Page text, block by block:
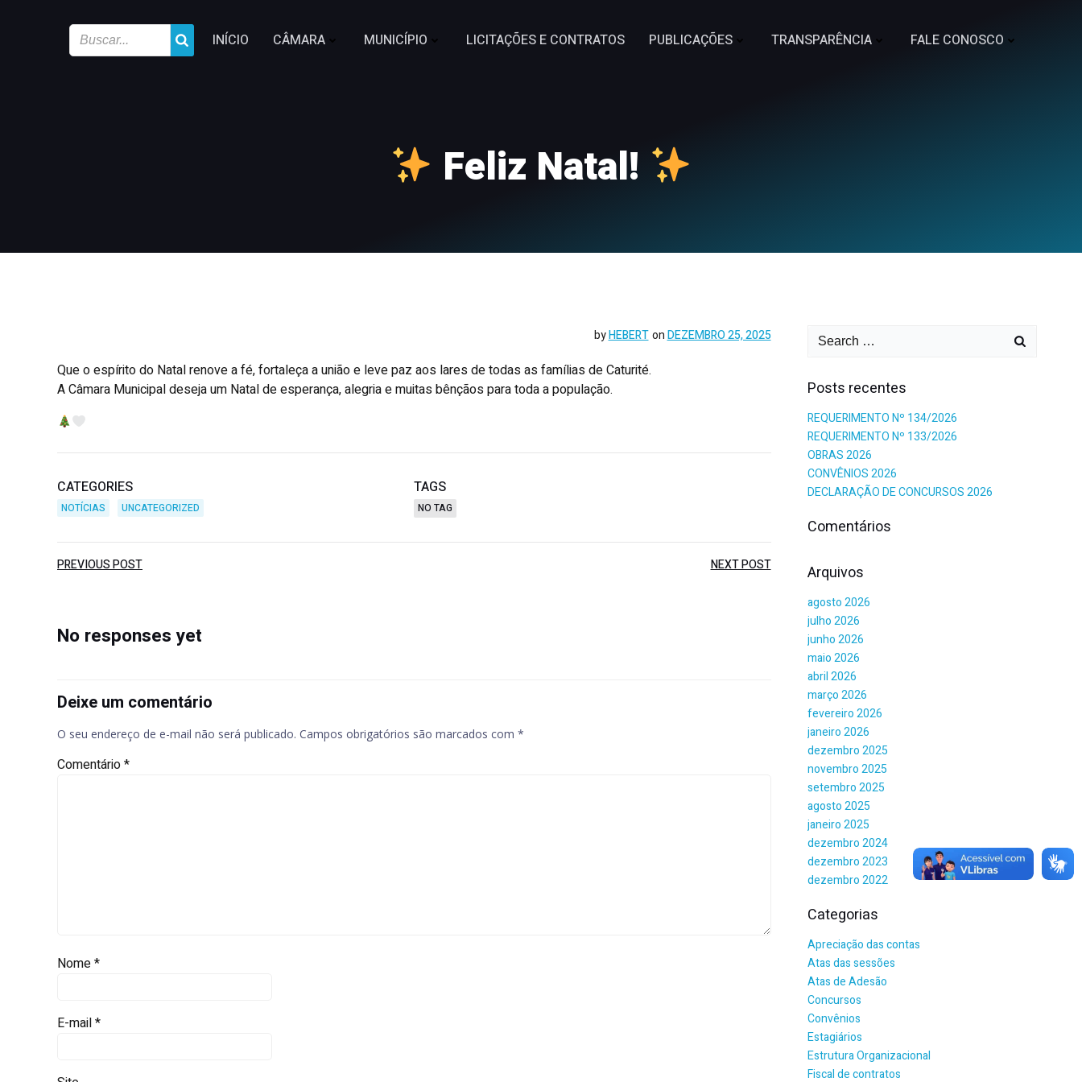
INÍCIO CÂMARA MUNICÍPIO LICITAÇÕES E CONTRATOS PUBLICAÇÕES TRANSPARÊNCIA FALE CONOSCO
Feliz Natal!
byHEBERT onDEZEMBRO 25, 2025
Que o espírito do Natal renove a fé, fortaleça a união e leve paz aos lares de todas as famílias de Caturité.
A Câmara Municipal deseja um Natal de esperança, alegria e muitas bênçãos para toda a população.
CATEGORIES
NOTÍCIAS UNCATEGORIZED
TAGS
NO TAG
PREVIOUS POST NEXT POST
No responses yet
Deixe um comentário
O seu endereço de e-mail não será publicado. Campos obrigatórios são marcados com *
Comentário*
Nome*
E-mail*
Posts recentes
REQUERIMENTO Nº 134/2026
REQUERIMENTO Nº 133/2026
OBRAS 2026
CONVÊNIOS 2026
DECLARAÇÃO DE CONCURSOS 2026
Comentários
Arquivos
agosto 2026
julho 2026
junho 2026
maio 2026
abril 2026
março 2026
fevereiro 2026
janeiro 2026
dezembro 2025
novembro 2025
setembro 2025
agosto 2025
janeiro 2025
dezembro 2024
dezembro 2023
dezembro 2022
Categorias
Apreciação das contas
Atas das sessões
Atas de Adesão
Concursos
Convênios
Estagiários
Estrutura Organizacional
Fiscal de contratos